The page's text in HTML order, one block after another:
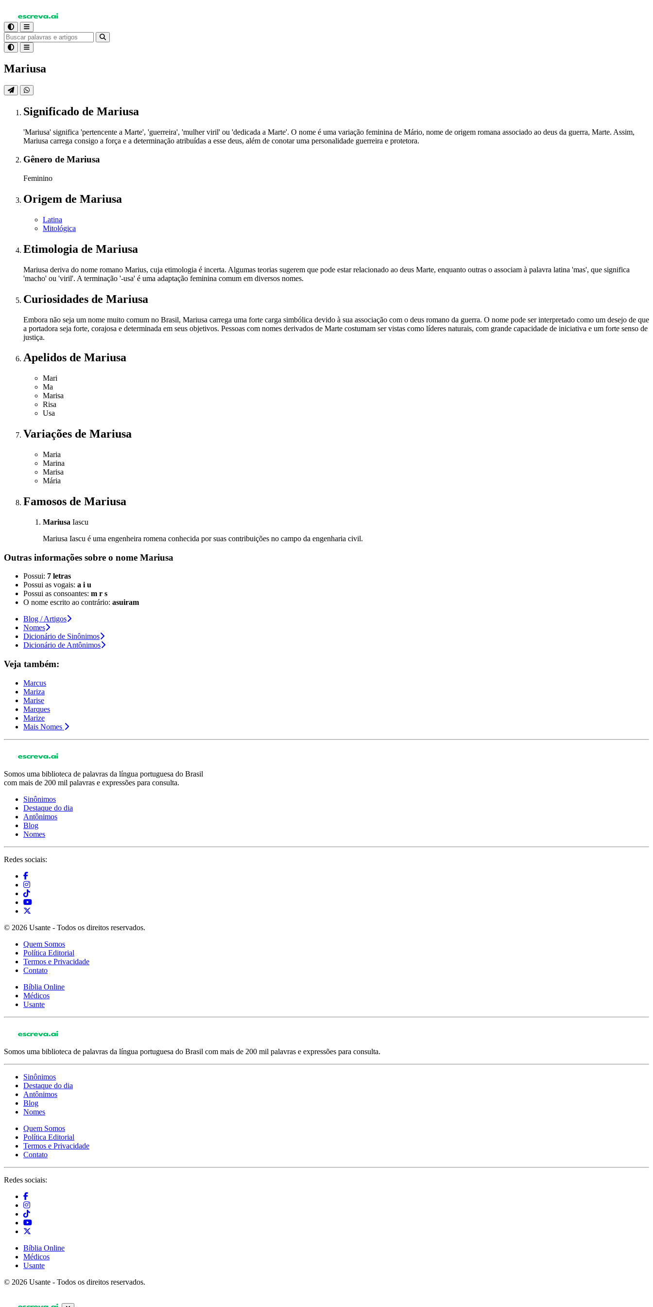
Mariusa
Significado de Mariusa
'Mariusa' significa 'pertencente a Marte', 'guerreira', 'mulher viril' ou 'dedicada a Marte'. O nome é uma variação feminina de Mário, nome de origem romana associado ao deus da guerra, Marte. Assim,
Mariusa carrega consigo a força e a determinação atribuídas a esse deus, além de conotar uma personalidade guerreira e protetora.
Gênero de Mariusa
Feminino
Origem de Mariusa
Latina
Mitológica
Etimologia de Mariusa
Mariusa deriva do nome romano Marius, cuja etimologia é incerta. Algumas teorias sugerem que pode estar relacionado ao deus Marte, enquanto outras o associam à palavra latina 'mas', que significa
'macho' ou 'viril'. A terminação '-usa' é uma adaptação feminina comum em diversos nomes.
Curiosidades de Mariusa
Embora não seja um nome muito comum no Brasil, Mariusa carrega uma forte carga simbólica devido à sua associação com o deus romano da guerra. O nome pode ser interpretado como um desejo de que
a portadora seja forte, corajosa e determinada em seus objetivos. Pessoas com nomes derivados de Marte costumam ser vistas como líderes naturais, com grande capacidade de iniciativa e um forte senso de
justiça.
Apelidos de Mariusa
Mari
Ma
Marisa
Risa
Usa
Variações de Mariusa
Maria
Marina
Marisa
Mária
Famosos de Mariusa
Mariusa Iascu
Mariusa Iascu é uma engenheira romena conhecida por suas contribuições no campo da engenharia civil.
Outras informações sobre o nome Mariusa
Possui: 7 letras
Possui as vogais: a i u
Possui as consoantes: m r s
O nome escrito ao contrário: asuiram
Blog / Artigos
Nomes
Dicionário de Sinônimos
Dicionário de Antônimos
Veja também:
Marcus
Mariza
Marise
Marques
Marize
Mais Nomes
Somos uma biblioteca de palavras da língua portuguesa do Brasil
com mais de 200 mil palavras e expressões para consulta.
Sinônimos
Destaque do dia
Antônimos
Blog
Nomes
Redes sociais:
© 2026 Usante - Todos os direitos reservados.
Quem Somos
Política Editorial
Termos e Privacidade
Contato
Bíblia Online
Médicos
Usante
Somos uma biblioteca de palavras da língua portuguesa do Brasil com mais de 200 mil palavras e expressões para consulta.
Sinônimos
Destaque do dia
Antônimos
Blog
Nomes
Quem Somos
Política Editorial
Termos e Privacidade
Contato
Redes sociais:
Bíblia Online
Médicos
Usante
© 2026 Usante - Todos os direitos reservados.